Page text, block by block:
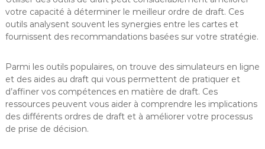
votre capacité à déterminer le meilleur ordre de draft. Ces
outils analysent souvent les synergies entre les cartes et
fournissent des recommandations basées sur votre stratégie.
Parmi les outils populaires, on trouve des simulateurs en ligne
et des aides au draft qui vous permettent de pratiquer et
d’affiner vos compétences en matière de draft. Ces
ressources peuvent vous aider à comprendre les implications
des différents ordres de draft et à améliorer votre processus
de prise de décision.